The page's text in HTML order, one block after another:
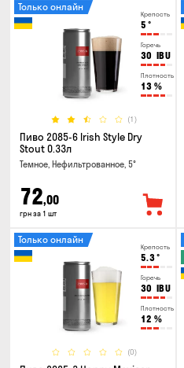
Крепость
5 °
Горечь
30 IBU
Плотность
13 %
(1)
Только онлайн
Пиво 2085-6 Irish Style Dry
Stout 0.33л
Темное, Нефильтрованное, 5°
72,00
грн за 1 шт
Крепость
5.3°
Горечь
30 IBU
Плотность
12 %
(0)
Только онлайн